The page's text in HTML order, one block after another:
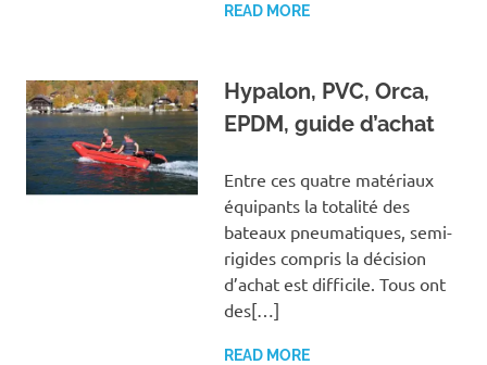
READ MORE
Hypalon, PVC, Orca,
EPDM, guide d’achat
Entre ces quatre matériaux
équipants la totalité des
bateaux pneumatiques, semi-
rigides compris la décision
d’achat est difficile. Tous ont
des[…]
READ MORE